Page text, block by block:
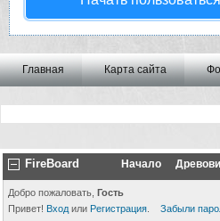
Главная Карта сайта
FireBoard Начало
Добро пожаловать, Гость
Привет! Вход или Регистрация Забыли